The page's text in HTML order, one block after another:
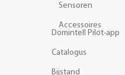
Sensoren
Accessoires
Domintell Pilot-app
Catalogus
Bijstand